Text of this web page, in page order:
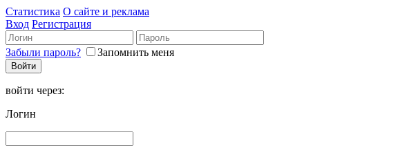
Статистика О сайте и реклама
Вход Регистрация
Забыли пароль? Запомнить меня
войти через:
Логин